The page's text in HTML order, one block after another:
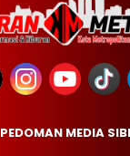
PEDOMAN MEDIA